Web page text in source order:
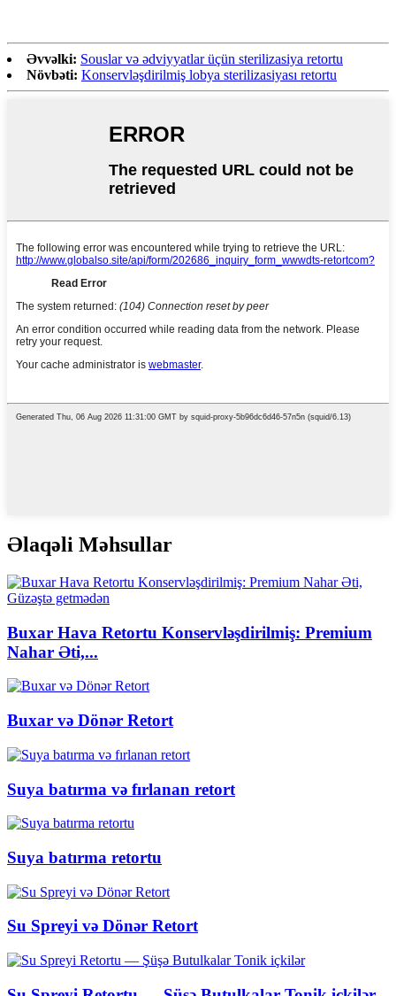
Əvvəlki: Souslar və ədviyyatlar üçün sterilizasiya retortu
Növbəti: Konservləşdirilmiş lobya sterilizasiyası retortu
Əlaqəli Məhsullar
Buxar Hava Retortu Konservləşdirilmiş: Premium
Nahar Əti,...
Buxar və Dönər Retort
Suya batırma və fırlanan retort
Suya batırma retortu
Su Spreyi və Dönər Retort